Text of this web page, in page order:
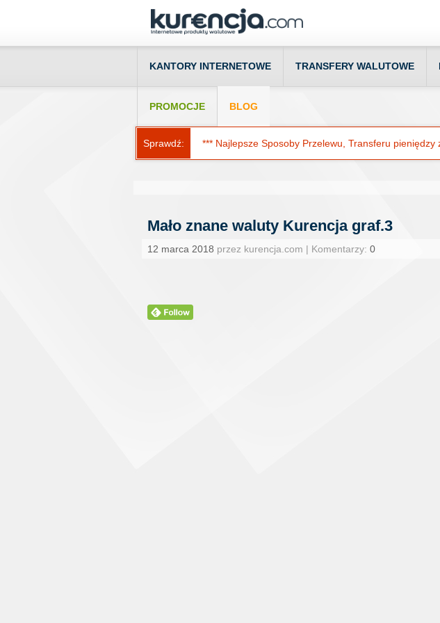
KANTORY INTERNETOWE TRANSFERY WALUTOWE
PROMOCJE BLOG
Sprawdź: *** Najlepsze Sposoby Przelewu, Transferu
Mało znane waluty Kurencja graf.3
12 marca 2018 przez kurencja.com | Komentarzy: 0